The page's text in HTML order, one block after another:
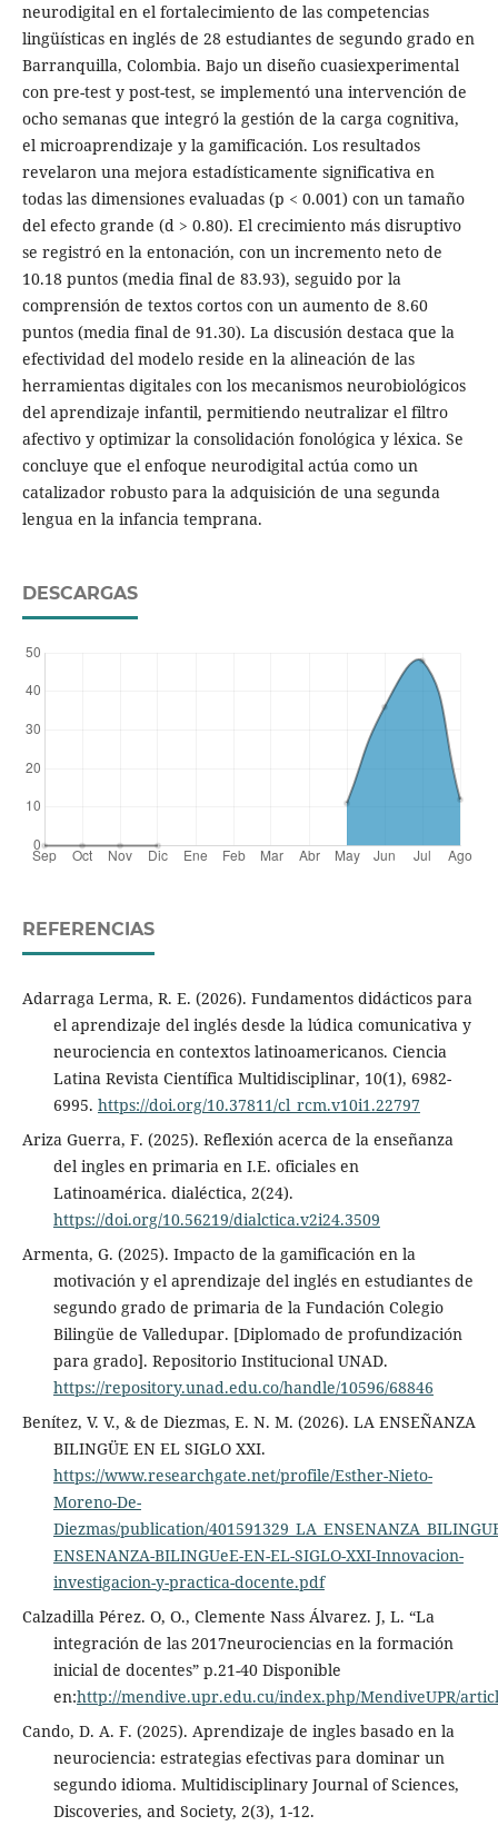
neurodigital en el fortalecimiento de las competencias
lingüísticas en inglés de 28 estudiantes de segundo grado en
Barranquilla, Colombia. Bajo un diseño cuasiexperimental
con pre-test y post-test, se implementó una intervención de
ocho semanas que integró la gestión de la carga cognitiva,
el microaprendizaje y la gamificación. Los resultados
revelaron una mejora estadísticamente significativa en
todas las dimensiones evaluadas (p < 0.001) con un tamaño
del efecto grande (d > 0.80). El crecimiento más disruptivo
se registró en la entonación, con un incremento neto de
10.18 puntos (media final de 83.93), seguido por la
comprensión de textos cortos con un aumento de 8.60
puntos (media final de 91.30). La discusión destaca que la
efectividad del modelo reside en la alineación de las
herramientas digitales con los mecanismos neurobiológicos
del aprendizaje infantil, permitiendo neutralizar el filtro
afectivo y optimizar la consolidación fonológica y léxica. Se
concluye que el enfoque neurodigital actúa como un
catalizador robusto para la adquisición de una segunda
lengua en la infancia temprana.
DESCARGAS
REFERENCIAS
Adarraga Lerma, R. E. (2026). Fundamentos didácticos para
el aprendizaje del inglés desde la lúdica comunicativa y
neurociencia en contextos latinoamericanos. Ciencia
Latina Revista Científica Multidisciplinar, 10(1), 6982-
6995. https://doi.org/10.37811/cl_rcm.v10i1.22797
Ariza Guerra, F. (2025). Reflexión acerca de la enseñanza
del ingles en primaria en I.E. oficiales en
Latinoamérica. dialéctica, 2(24).
https://doi.org/10.56219/dialctica.v2i24.3509
Armenta, G. (2025). Impacto de la gamificación en la
motivación y el aprendizaje del inglés en estudiantes de
segundo grado de primaria de la Fundación Colegio
Bilingüe de Valledupar. [Diplomado de profundización
para grado]. Repositorio Institucional UNAD.
https://repository.unad.edu.co/handle/10596/68846
Benítez, V. V., & de Diezmas, E. N. M. (2026). LA ENSEÑANZA
BILINGÜE EN EL SIGLO XXI.
https://www.researchgate.net/profile/Esther-Nieto-
Moreno-De-
Diezmas/publication/
ENSENANZA-BILINGUeE-EN-EL-SIGLO-XXI-Innovacion-
investigacion-y-practica-docente.pdf
Calzadilla Pérez. O, O., Clemente Nass Álvarez. J, L. “La
integración de las 2017neurociencias en la formación
inicial de docentes” p.21-40 Disponible
en:http://mendive.upr.edu.cu/index.php/MendiveUPR/
Cando, D. A. F. (2025). Aprendizaje de ingles basado en la
neurociencia: estrategias efectivas para dominar un
segundo idioma. Multidisciplinary Journal of Sciences,
Discoveries, and Society, 2(3), 1-12.